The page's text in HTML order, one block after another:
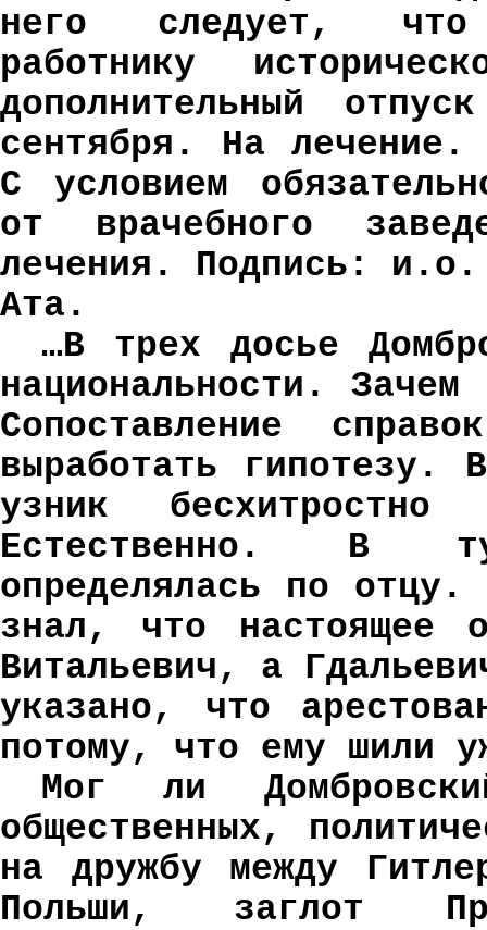
него следует, что
работнику
дополнительный
сентября. На лечение.
С условием
от врачебного
лечения. Подпись:
Ата.
…В трех досье
национальности.
Сопоставление
выработать гипотезу.
узник
Естественно. В
определялась по
знал, что настоящее
Витальевич, а
указано, что
потому, что ему шили
Мог ли
общественных,
на дружбу между
Польши, заглот